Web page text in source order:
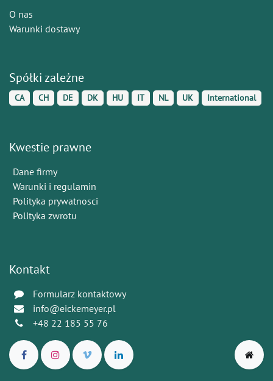
O nas
Warunki dostawy
Spółki zależne
CA CH DE DK HU IT NL UK International
Kwestie prawne
Dane firmy
Warunki i regulamin
Polityka prywatnosci
Polityka zwrotu
Kontakt
Formularz kontaktowy
info@eickemeyer.pl
+48 22 185 55 76